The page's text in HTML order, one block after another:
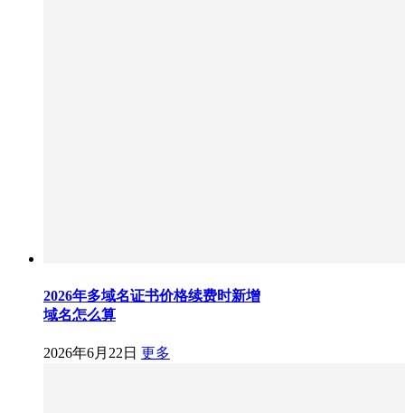
2026年多域名证书价格续费时新增
域名怎么算
2026年6月22日 更多